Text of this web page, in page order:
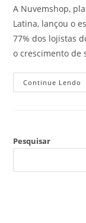
A Nuvemshop,
Latina, lançou o
77% dos lojistas
o crescimento de
Continue Lendo
Pesquisar